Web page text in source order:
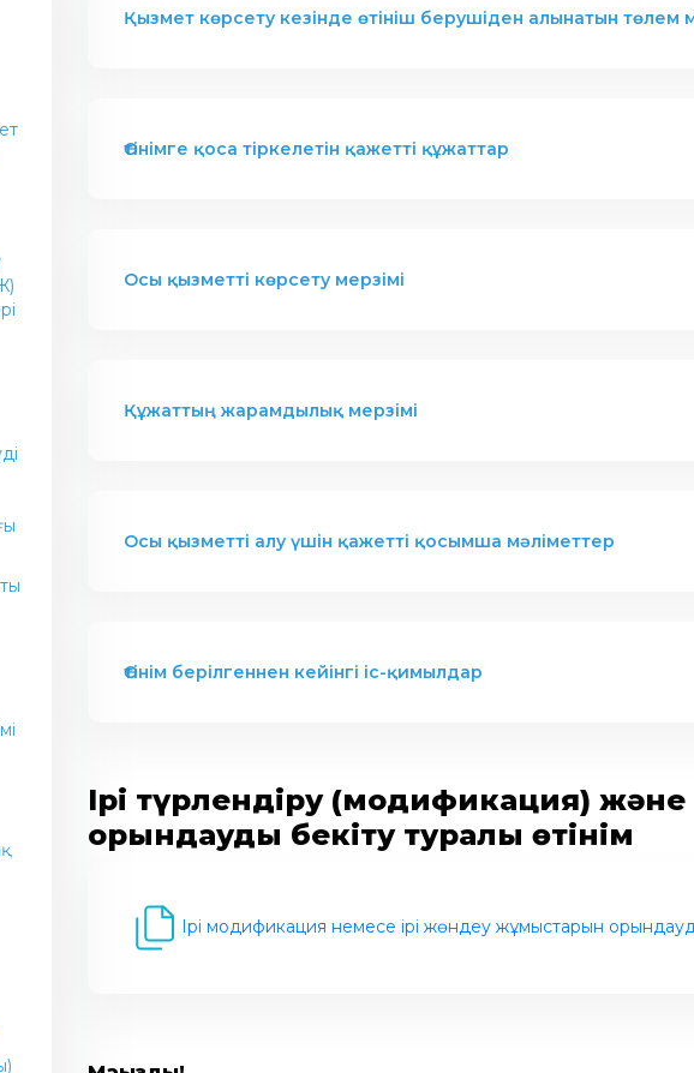
Қызмет көрсету кезінде өтініш берушіден алынатын төлем
Өтінімге қоса тіркелетін қажетті құжаттар
Осы қызметті көрсету мерзімі
Құжаттың жарамдылық мерзімі
Осы қызметті алу үшін қажетті қосымша мәліметтер
Өтінім берілгеннен кейінгі іс-қимылдар
Ірі түрлендіру (модификация)
орындауды бекіту туралы өтінім
Ірі модификация немесе ірі жөндеу жұмыстарын